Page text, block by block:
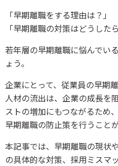
「早期離職をする理由は？」
「早期離職の対策はどうした
若年層の早期離職に悩んでい
ょう。
企業にとって、従業員の早期
人材の流出は、企業の成長を
ストの増加にもつながるため
早期離職の防止策を行うこと
本記事では、早期離職の現状
の具体的な対策、採用ミスマ